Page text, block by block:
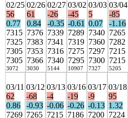
02/25
56
0.77
7315
7325
7305
7305
3072
02/26
61
0.84
7376
7383
7353
7366
3030
02/27
-26
-0.35
7339
7341
7316
7340
5144
03/02
-45
-0.61
7289
7319
7275
7295
10907
03/03
5
0.07
7340
7360
7297
7300
7327
03/04
-85
-1.16
7265
7282
7215
7215
5205
03/11
62
0.86
7269
03/12
-68
-0.93
7265
03/13
-4
-0.06
7215
03/16
-19
-0.26
7186
03/17
-9
-0.13
7200
03/18
95
1.32
7224